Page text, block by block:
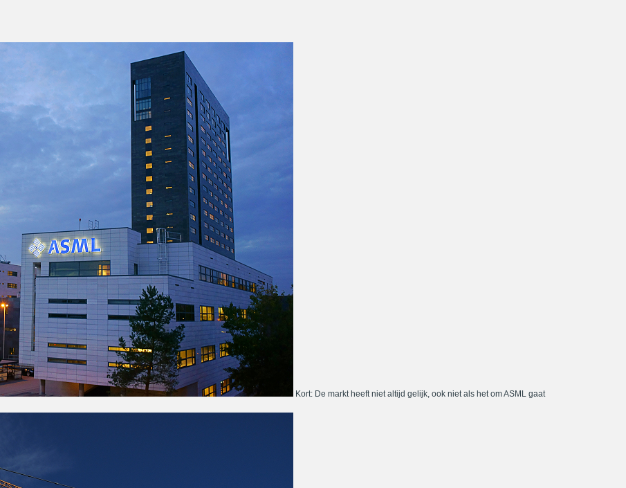
Kort: De markt heeft niet altijd gelijk, ook niet als het om ASML gaat